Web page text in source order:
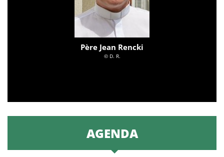
Père Jean Rencki
© D. R.
AGENDA